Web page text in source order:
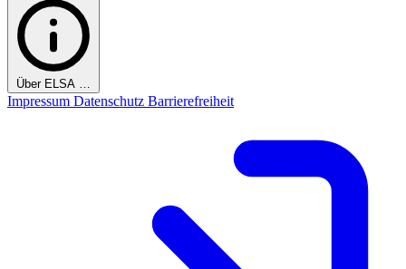
Über ELSA …
Impressum Datenschutz Barrierefreiheit